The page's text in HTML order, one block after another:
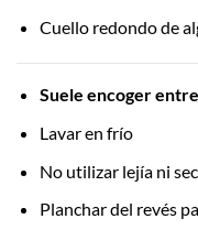
Cuello redondo de
Suele encoger
Lavar en frío
No utilizar lejía ni
Planchar del revés